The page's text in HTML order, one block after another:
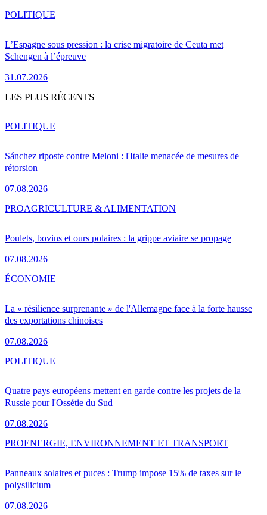
L’Espagne sous pression : la crise migratoire de Ceuta met
Schengen à l’épreuve
31.07.2026
POLITIQUE
LES PLUS RÉCENTS
Sánchez riposte contre Meloni : l'Italie menacée de mesures de
rétorsion
07.08.2026
POLITIQUE
Poulets, bovins et ours polaires : la grippe aviaire se propage
07.08.2026
PROAGRICULTURE & ALIMENTATION
La « résilience surprenante » de l'Allemagne face à la forte hausse
des exportations chinoises
07.08.2026
ÉCONOMIE
Quatre pays européens mettent en garde contre les projets de la
Russie pour l'Ossétie du Sud
07.08.2026
POLITIQUE
Panneaux solaires et puces : Trump impose 15% de taxes sur le
polysilicium
07.08.2026
PROENERGIE, ENVIRONNEMENT ET TRANSPORT